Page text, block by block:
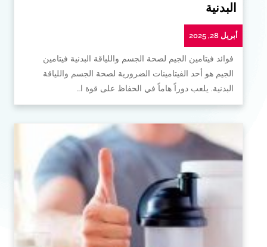
البدنية
أبريل 28, 2025
فوائد فيتامين الجيم لصحة الجسم واللياقة البدنية فيتامين
الجيم هو أحد الفيتامينات الضرورية لصحة الجسم واللياقة
البدنية. يلعب دوراً هاماً في الحفاظ على قوة ا…